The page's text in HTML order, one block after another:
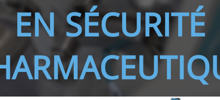
THS/PH21N-FB THS/PH21N-FFV
THS/
D25
EN SÉCURITÉ